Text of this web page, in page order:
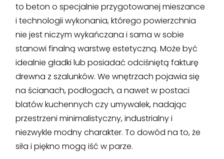
to beton o specjalnie przygotowanej mieszance
i technologii wykonania, którego powierzchnia
nie jest niczym wykańczana i sama w sobie
stanowi finalną warstwę estetyczną. Może być
idealnie gładki lub posiadać odciśniętą fakturę
drewna z szalunków. We wnętrzach pojawia się
na ścianach, podłogach, a nawet w postaci
blatów kuchennych czy umywalek, nadając
przestrzeni minimalistyczny, industrialny i
niezwykle modny charakter. To dowód na to, że
siła i piękno mogą iść w parze.